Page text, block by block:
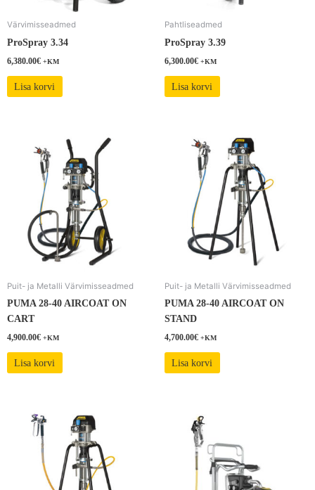
Värvimisseadmed
ProSpray 3.34
6,380.00€ +KM
Lisa korvi
Pahtliseadmed
ProSpray 3.39
6,300.00€ +KM
Lisa korvi
Puit- ja Metalli Värvimisseadmed
PUMA 28-40 AIRCOAT ON
CART
4,900.00€ +KM
Lisa korvi
Puit- ja Metalli Värvimisseadmed
PUMA 28-40 AIRCOAT ON
STAND
4,700.00€ +KM
Lisa korvi